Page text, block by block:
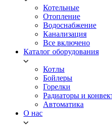
Котельные
Отопление
Водоснабжение
Канализация
Все включено
Каталог оборудования
Котлы
Бойлеры
Горелки
Радиаторы и
Автоматика
О нас